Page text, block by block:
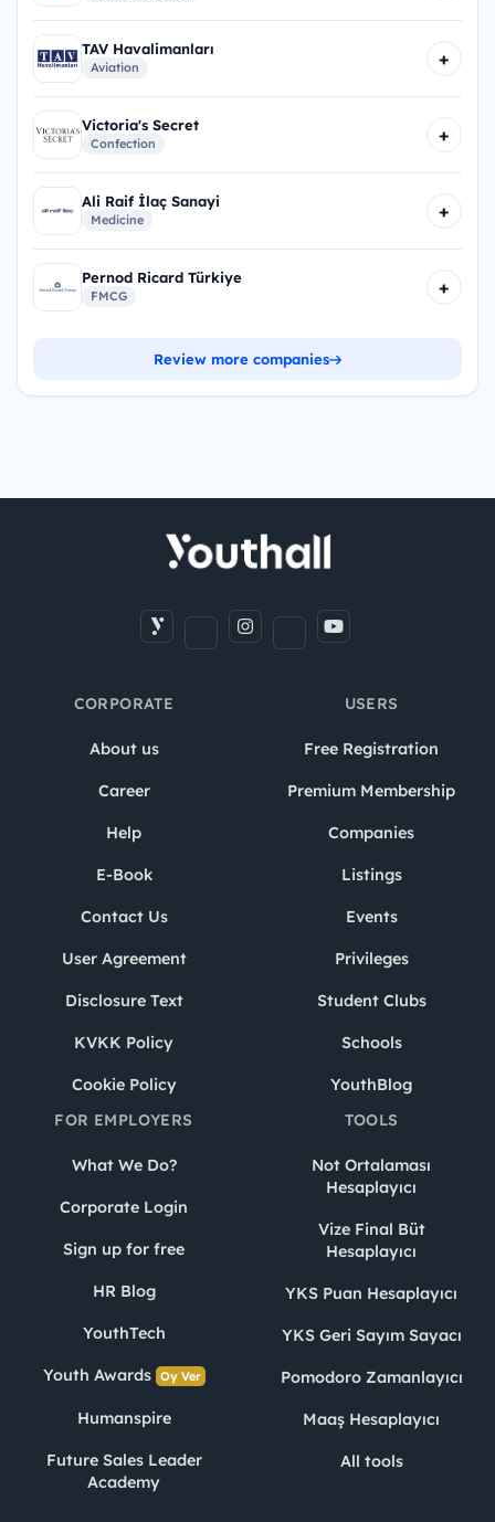
TAV Havalimanları
Aviation +
Victoria's Secret
Confection +
Ali Raif İlaç Sanayi
Medicine +
Pernod Ricard Türkiye
FMCG +
Review more companies
CORPORATE
About us
Career
Help
E-Book
Contact Us
User Agreement
Disclosure Text
KVKK Policy
Cookie Policy
USERS
Free Registration
Premium Membership
Companies
Listings
Events
Privileges
Student Clubs
Schools
YouthBlog
FOR EMPLOYERS
What We Do?
Corporate Login
Sign up for free
HR Blog
YouthTech
Youth Awards Oy Ver
Humanspire
Future Sales Leader
Academy
TOOLS
Not Ortalaması
Hesaplayıcı
Vize Final Büt
Hesaplayıcı
YKS Puan Hesaplayıcı
YKS Geri Sayım Sayacı
Pomodoro Zamanlayıcı
Maaş Hesaplayıcı
All tools